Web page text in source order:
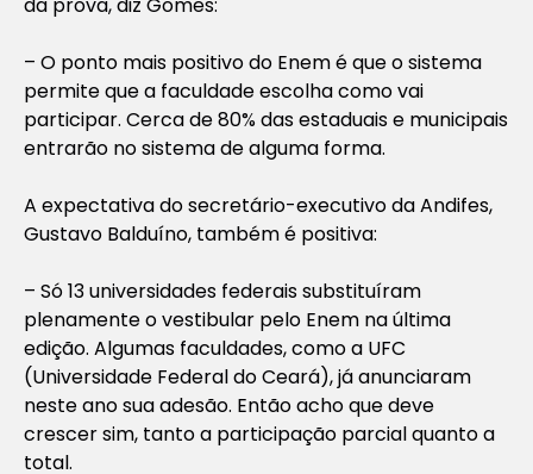
– O ponto mais positivo do Enem é que o sistema
permite que a faculdade escolha como vai
participar. Cerca de 80% das estaduais e municipais
entrarão no sistema de alguma forma.
A expectativa do secretário-executivo da Andifes,
Gustavo Balduíno, também é positiva:
– Só 13 universidades federais substituíram
plenamente o vestibular pelo Enem na última
edição. Algumas faculdades, como a UFC
(Universidade Federal do Ceará), já anunciaram
neste ano sua adesão. Então acho que deve
crescer sim, tanto a participação parcial quanto a
total.